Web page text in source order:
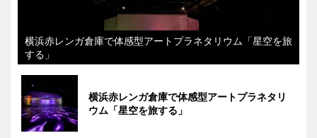
横浜赤レンガ倉庫で体感型アートプラネタリウム「星空を旅
する」
横浜赤レンガ倉庫で体感型アートプラネタリ
ウム「星空を旅する」